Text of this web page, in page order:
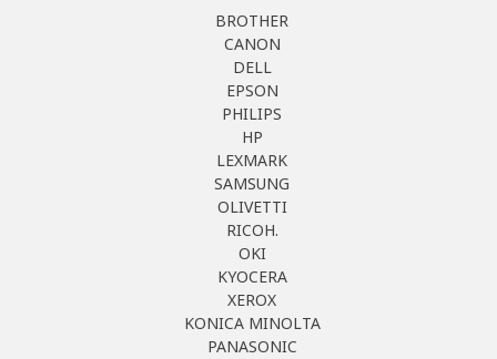
BROTHER
CANON
DELL
EPSON
PHILIPS
HP
LEXMARK
SAMSUNG
OLIVETTI
RICOH.
OKI
KYOCERA
XEROX
KONICA MINOLTA
PANASONIC